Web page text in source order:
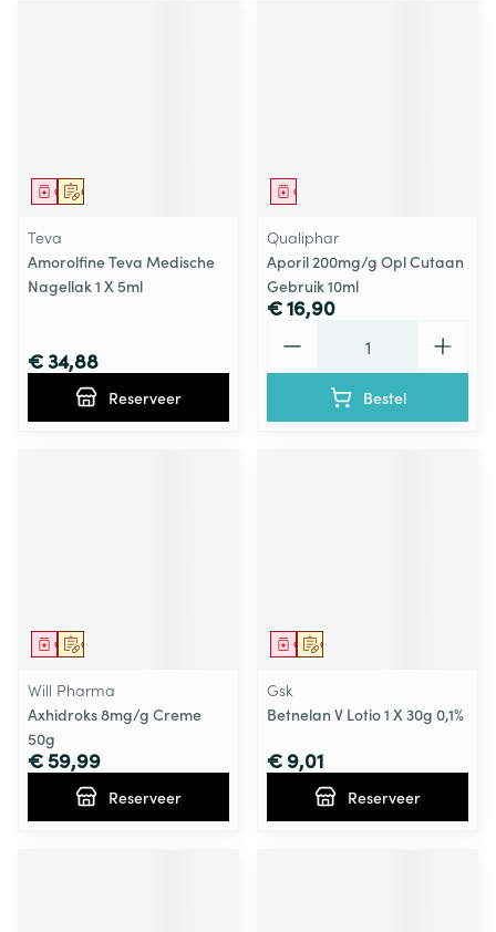
Op voorschrift
Geneesmiddel
Teva
Amorolfine Teva Medische
Nagellak 1 X 5ml
€ 34,88
Reserveer
Geneesmiddel
Qualiphar
Aporil 200mg/g Opl Cutaan
Gebruik 10ml
€ 16,90
Bestel
Op voorschrift
Geneesmiddel
Will Pharma
Axhidroks 8mg/g Creme
50g
€ 59,99
Reserveer
Op voorschrift
Geneesmiddel
Gsk
Betnelan V Lotio 1 X 30g 0,1%
€ 9,01
Reserveer